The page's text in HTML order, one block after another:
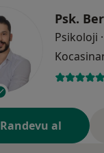
Psk.
Psikoloji ·
Randevu al